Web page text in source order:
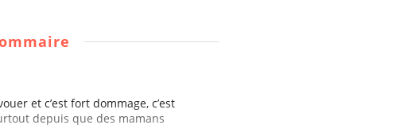
et c’est fort dommage, c’est
depuis que des mamans